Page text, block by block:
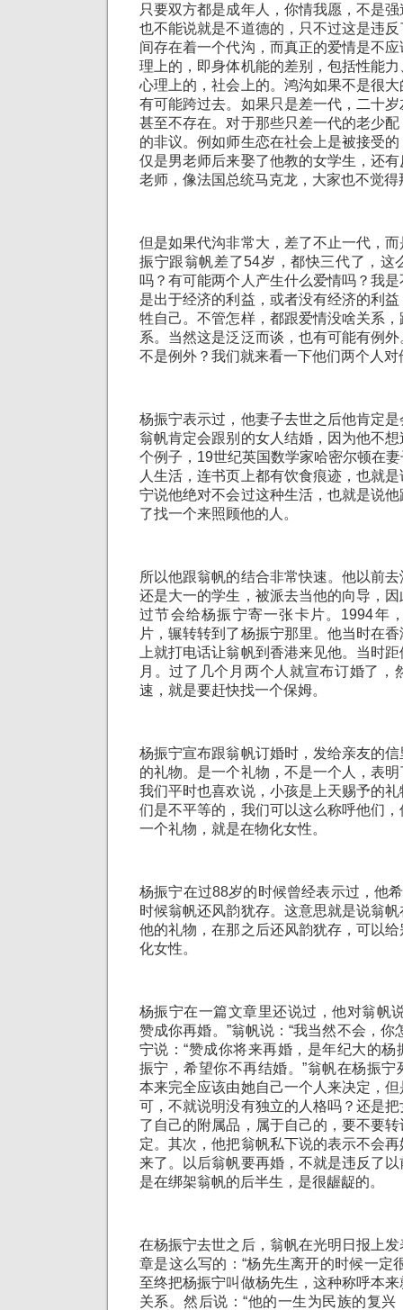
只要双方都是成年人，你情我愿，不是
也不能说就是不道德的，只不过这是违
间存在着一个代沟，而真正的爱情是不
理上的，即身体机能的差别，包括性能
心理上的，社会上的。鸿沟如果不是很
有可能跨过去。如果只是差一代，二十
甚至不存在。对于那些只差一代的老少
的非议。例如师生恋在社会上是被接受
仅是男老师后来娶了他教的女学生，还
老师，像法国总统马克龙，大家也不觉
但是如果代沟非常大，差了不止一代，
振宁跟翁帆差了54岁，都快三代了，这
吗？有可能两个人产生什么爱情吗？我
是出于经济的利益，或者没有经济的利
牲自己。不管怎样，都跟爱情没啥关系
系。当然这是泛泛而谈，也有可能有例
不是例外？我们就来看一下他们两个人
杨振宁表示过，他妻子去世之后他肯定
翁帆肯定会跟别的女人结婚，因为他不
个例子，19世纪英国数学家哈密尔顿在
人生活，连书页上都有饮食痕迹，也就
宁说他绝对不会过这种生活，也就是说
了找一个来照顾他的人。
所以他跟翁帆的结合非常快速。他以前
还是大一的学生，被派去当他的向导，
过节会给杨振宁寄一张卡片。1994年
片，辗转转到了杨振宁那里。他当时在
上就打电话让翁帆到香港来见他。当时
月。过了几个月两个人就宣布订婚了，
速，就是要赶快找一个保姆。
杨振宁宣布跟翁帆订婚时，发给亲友的
的礼物。是一个礼物，不是一个人，表
我们平时也喜欢说，小孩是上天赐予的
们是不平等的，我们可以这么称呼他们
一个礼物，就是在物化女性。
杨振宁在过88岁的时候曾经表示过，他
时候翁帆还风韵犹存。这意思就是说翁
他的礼物，在那之后还风韵犹存，可以
化女性。
杨振宁在一篇文章里还说过，他对翁帆
赞成你再婚。”翁帆说：“我当然不会，你
宁说：“赞成你将来再婚，是年纪大的
振宁，希望你不再结婚。”翁帆在杨振
本来完全应该由她自己一个人来决定，
可，不就说明没有独立的人格吗？还是
了自己的附属品，属于自己的，要不要
定。其次，他把翁帆私下说的表示不会
来了。以后翁帆要再婚，不就是违反了
是在绑架翁帆的后半生，是很龌龊的。
在杨振宁去世之后，翁帆在光明日报上
章是这么写的：“杨先生离开的时候一定
至终把杨振宁叫做杨先生，这种称呼本
关系。然后说：“他的一生为民族的复